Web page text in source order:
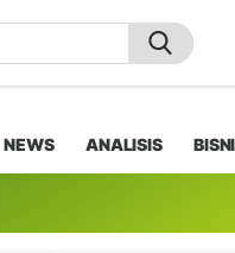
NEWS ANALISIS